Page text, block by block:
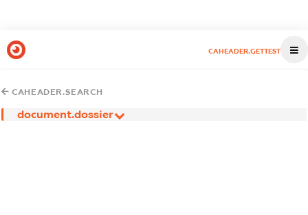
CAHEADER.GETTEST
CAHEADER.SEARCH
document.dossier